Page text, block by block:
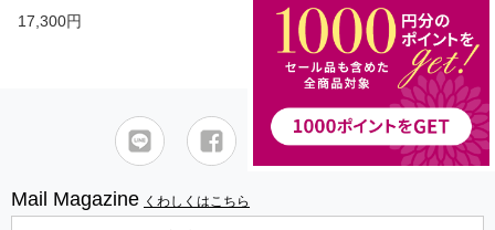
17,300円
Mail Magazine くわしくはこちら